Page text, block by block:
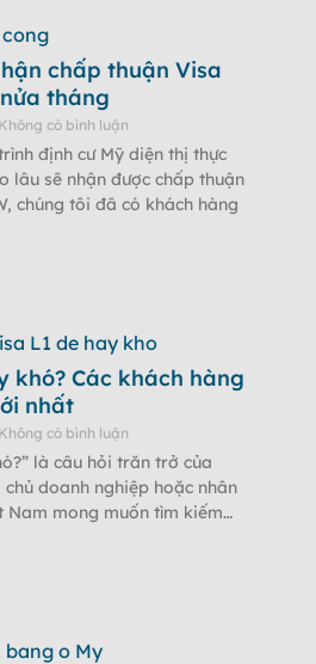
chấp thuận Visa
tháng
Không có bình luận
định cư Mỹ diện thị thực
lâu sẽ nhận được chấp thuận
chúng tôi đã có khách hàng
khó? Các khách hàng
nhất
Không có bình luận
là câu hỏi trăn trở của
chủ doanh nghiệp hoặc nhân
Nam mong muốn tìm kiếm